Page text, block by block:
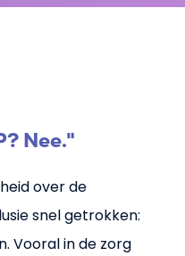
Nee."
over de
snel getrokken:
Vooral in de zorg